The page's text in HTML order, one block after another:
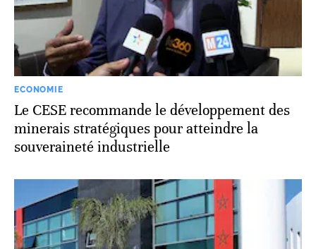
ECONOMIE
Le CESE recommande le développement des
minerais stratégiques pour atteindre la
souveraineté industrielle